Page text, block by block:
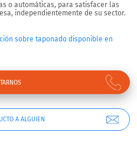
o automáticas, para satisfacer las
independientemente de su sector.
sobre taponado disponible en
A ALGUIEN